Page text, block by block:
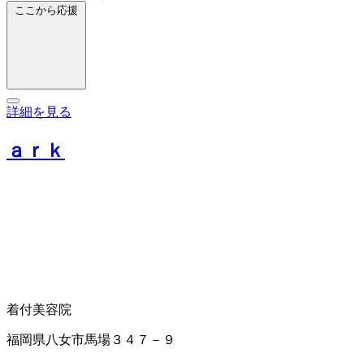
ここから応援
詳細を見る
ａｒｋ
着付美容院
福岡県八女市馬場３４７－９